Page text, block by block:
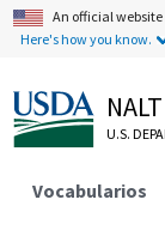
An official
Here's how you know.
U.S.
Vocabularios